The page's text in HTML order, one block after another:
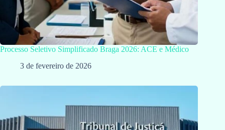
Processo Seletivo Simplificado Braga 2026: ACE e Médico
3 de fevereiro de 2026